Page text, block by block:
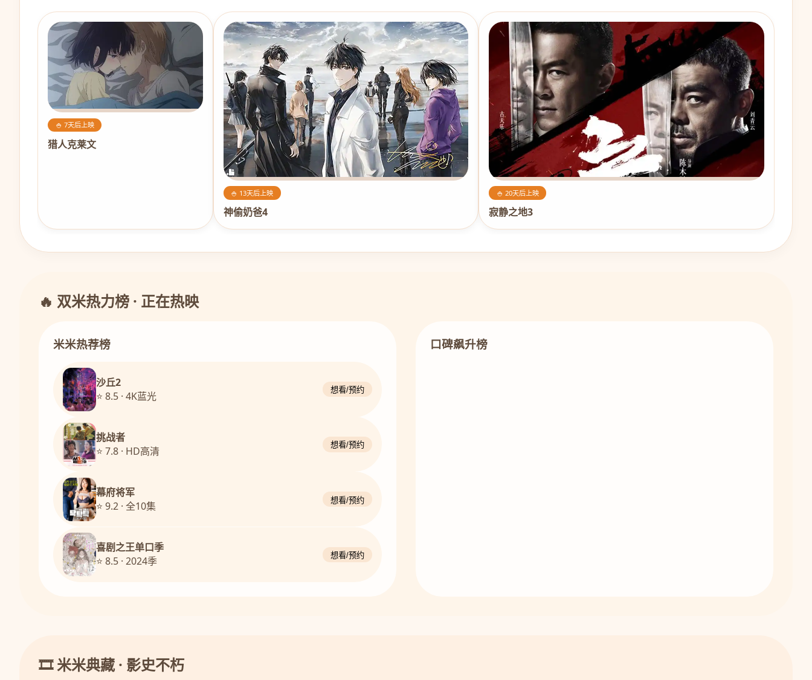
🍚 7天后上映
猎人克莱文
🍚 13天后上映
神偷奶爸4
🍚 20天后上映
寂静之地3
🔥 双米热力榜 · 正在热映
米米热荐榜
沙丘2
⭐ 8.5 · 4K蓝光
想看/预约
挑战者
⭐ 7.8 · HD高清
想看/预约
幕府将军
⭐ 9.2 · 全10集
想看/预约
喜剧之王单口季
⭐ 8.5 · 2024季
想看/预约
口碑飙升榜
🎞️ 米米典藏 · 影史不朽